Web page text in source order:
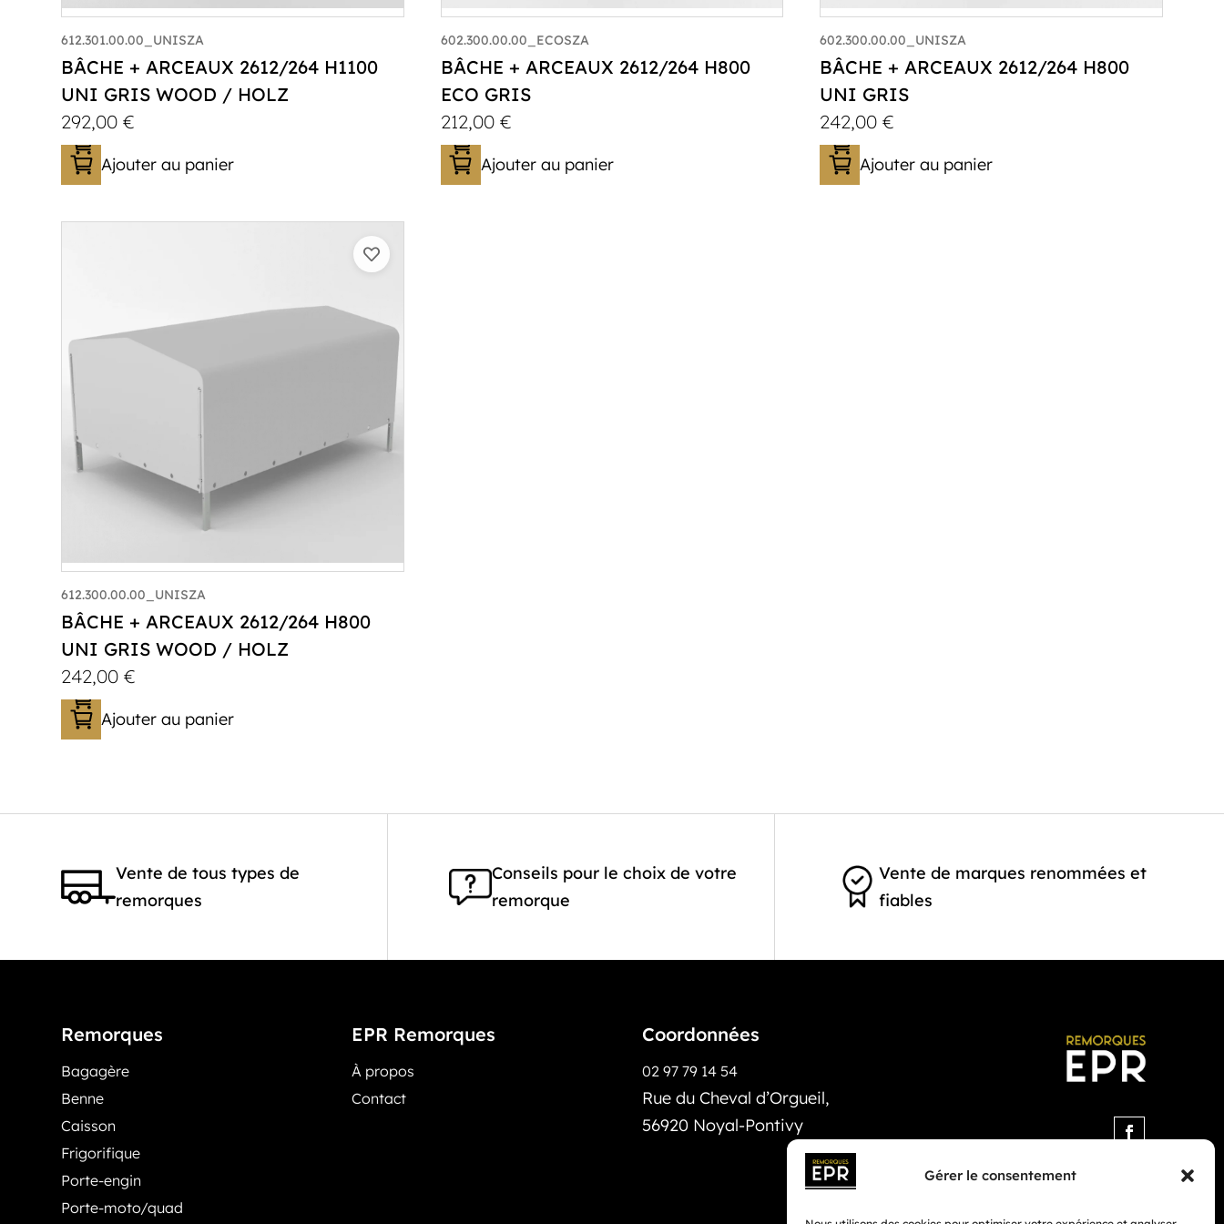
Gérer le consentement
612.301.00.00_UNISZA
BÂCHE + ARCEAUX 2612/264 H1100
UNI GRIS WOOD / HOLZ
292,00€
Ajouter au panier
602.300.00.00_ECOSZA
BÂCHE + ARCEAUX 2612/264 H800
ECO GRIS
212,00 €
Ajouter au panier
602.300.00.00_UNISZA
BÂCHE + ARCEAUX 2612/264 H800
UNI GRIS
242,00€
Ajouter au panier
612.300.00.00_UNISZA
BÂCHE + ARCEAUX 2612/264 H800
UNI GRIS WOOD / HOLZ
242,00€
Ajouter au panier
Vente de tous types de
remorques
Conseils pour le choix de votre
remorque
Vente de marques renommées et
fiables
Remorques
Bagagère
Benne
Caisson
Frigorifique
Porte-engin
Porte-moto/quad
EPR Remorques
À propos
Contact
Coordonnées
02 97 79 14 54
Rue du Cheval d’Orgueil,
56920 Noyal-Pontivy